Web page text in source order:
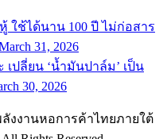
ใช้ได้นาน 100 ปี ไม่ก่อสาร
31, 2026
เปลี่ยน ‘น้ำมันปาล์ม’ เป็น
30, 2026
งงานหอการค้าไทยภายใต้